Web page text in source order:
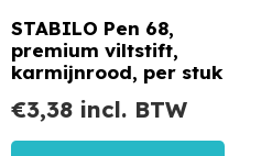
STABILO Pen 68,
premium viltstift,
karmijnrood, per stuk
€3,38 incl. BTW